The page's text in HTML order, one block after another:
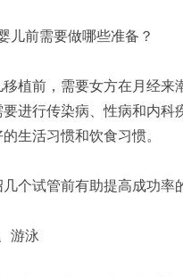
儿前需要做哪些准备？
植前，需要女方在月经
要进行传染病、性病和内
生活习惯和饮食习惯。
个试管前有助提高成功率
游泳